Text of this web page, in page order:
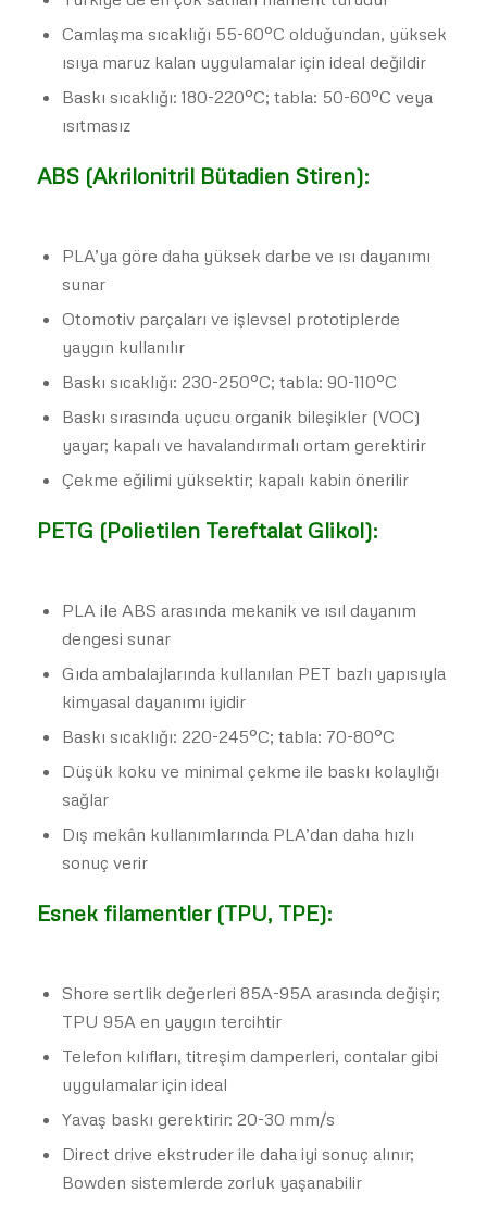
Camlaşma sıcaklığı 55-60°C olduğundan, yüksek
ısıya maruz kalan uygulamalar için ideal değildir
Baskı sıcaklığı: 180-220°C; tabla: 50-60°C veya
ısıtmasız
ABS (Akrilonitril Bütadien Stiren):
PLA’ya göre daha yüksek darbe ve ısı dayanımı
sunar
Otomotiv parçaları ve işlevsel prototiplerde
yaygın kullanılır
Baskı sıcaklığı: 230-250°C; tabla: 90-110°C
Baskı sırasında uçucu organik bileşikler (VOC)
yayar; kapalı ve havalandırmalı ortam gerektirir
Çekme eğilimi yüksektir; kapalı kabin önerilir
PETG (Polietilen Tereftalat Glikol):
PLA ile ABS arasında mekanik ve ısıl dayanım
dengesi sunar
Gıda ambalajlarında kullanılan PET bazlı yapısıyla
kimyasal dayanımı iyidir
Baskı sıcaklığı: 220-245°C; tabla: 70-80°C
Düşük koku ve minimal çekme ile baskı kolaylığı
sağlar
Dış mekân kullanımlarında PLA’dan daha hızlı
sonuç verir
Esnek filamentler (TPU, TPE):
Shore sertlik değerleri 85A-95A arasında değişir;
TPU 95A en yaygın tercihtir
Telefon kılıfları, titreşim damperleri, contalar gibi
uygulamalar için ideal
Yavaş baskı gerektirir: 20-30 mm/s
Direct drive ekstruder ile daha iyi sonuç alınır;
Bowden sistemlerde zorluk yaşanabilir